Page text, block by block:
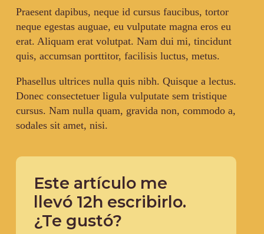
Praesent dapibus, neque id cursus faucibus, tortor
neque egestas auguae, eu vulputate magna eros eu
erat. Aliquam erat volutpat. Nam dui mi, tincidunt
quis, accumsan porttitor, facilisis luctus, metus.
Phasellus ultrices nulla quis nibh. Quisque a lectus.
Donec consectetuer ligula vulputate sem tristique
cursus. Nam nulla quam, gravida non, commodo a,
sodales sit amet, nisi.
Este artículo me
llevó 12h escribirlo.
¿Te gustó?